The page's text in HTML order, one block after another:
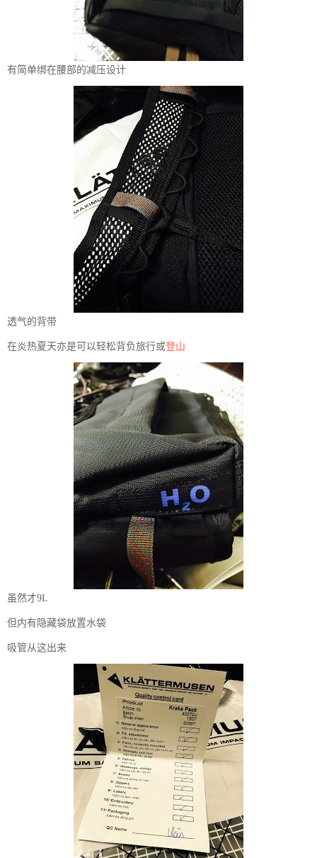
有简单绑在腰部的减压设计
透气的背带
在炎热夏天亦是可以轻松背负旅行或登山
虽然才9L
但内有隐藏袋放置水袋
吸管从这出来